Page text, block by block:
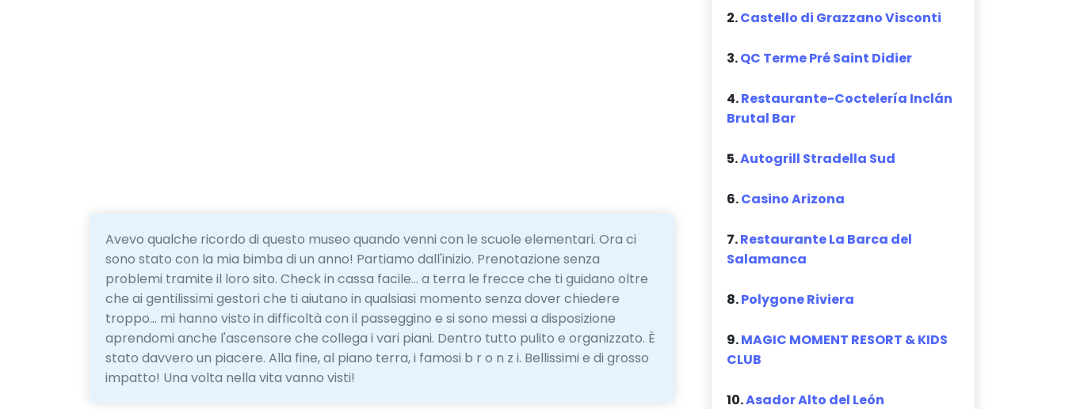
Avevo qualche ricordo di questo museo quando venni con le scuole elementari. Ora ci
sono stato con la mia bimba di un anno! Partiamo dall'inizio. Prenotazione senza
problemi tramite il loro sito. Check in cassa facile... a terra le frecce che ti guidano oltre
che ai gentilissimi gestori che ti aiutano in qualsiasi momento senza dover chiedere
troppo... mi hanno visto in difficoltà con il passeggino e si sono messi a disposizione
aprendomi anche l'ascensore che collega i vari piani. Dentro tutto pulito e organizzato. È
stato davvero un piacere. Alla fine, al piano terra, i famosi b r o n z i. Bellissimi e di grosso
impatto! Una volta nella vita vanno visti!
2.Castello di Grazzano Visconti
3.QC Terme Pré Saint Didier
4.Restaurante-Coctelería Inclán
Brutal Bar
5.Autogrill Stradella Sud
6.Casino Arizona
7.Restaurante La Barca del
Salamanca
8.Polygone Riviera
9.MAGIC MOMENT RESORT & KIDS
CLUB
10.Asador Alto del León